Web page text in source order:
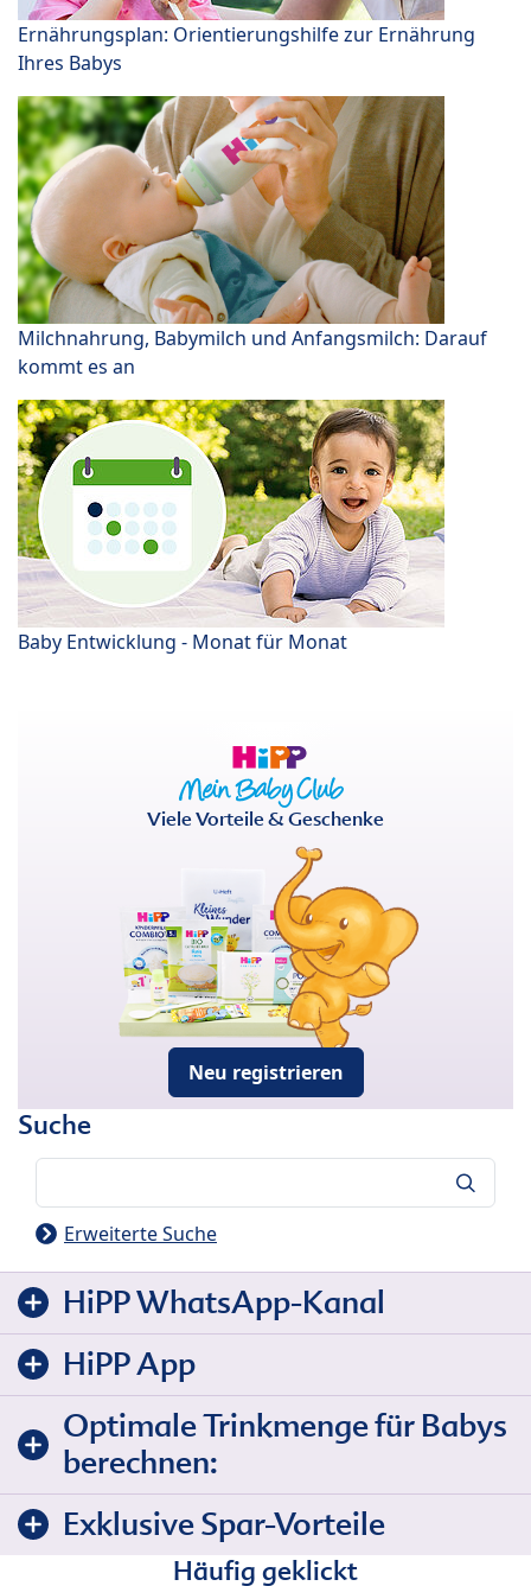
Ernährungsplan: Orientierungshilfe zur Ernährung
Ihres Babys
Milchnahrung, Babymilch und Anfangsmilch: Darauf
kommt es an
Baby Entwicklung - Monat für Monat
Viele Vorteile & Geschenke
Neu registrieren
Suche
Erweiterte Suche
HiPP WhatsApp-Kanal
HiPP App
Optimale Trinkmenge für Babys
berechnen:
Exklusive Spar-Vorteile
Häufig geklickt